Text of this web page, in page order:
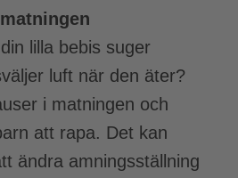
lilla bebis suger
luft när den äter?
i matningen och
att rapa. Det kan
ändra amningsställning